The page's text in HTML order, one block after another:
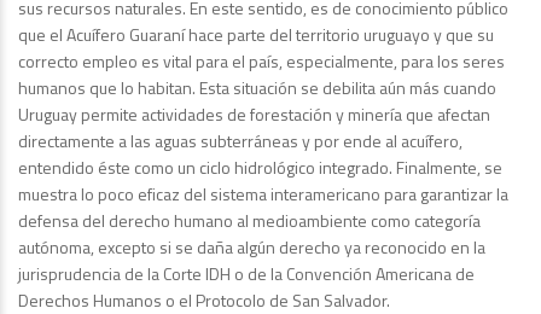
sus recursos naturales. En este sentido, es de conocimiento público
que el Acuífero Guaraní hace parte del territorio uruguayo y que su
correcto empleo es vital para el país, especialmente, para los seres
humanos que lo habitan. Esta situación se debilita aún más cuando
Uruguay permite actividades de forestación y minería que afectan
directamente a las aguas subterráneas y por ende al acuífero,
entendido éste como un ciclo hidrológico integrado. Finalmente, se
muestra lo poco eficaz del sistema interamericano para garantizar la
defensa del derecho humano al medioambiente como categoría
autónoma, excepto si se daña algún derecho ya reconocido en la
jurisprudencia de la Corte IDH o de la Convención Americana de
Derechos Humanos o el Protocolo de San Salvador.